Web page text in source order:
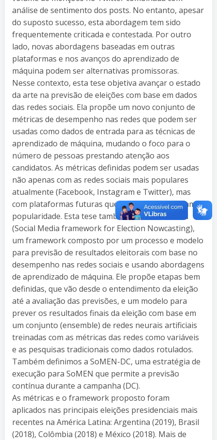
análise de sentimento dos posts. No entanto, apesar
do suposto sucesso, esta abordagem tem sido
frequentemente criticada e contestada. Por outro
lado, novas abordagens baseadas em outras
plataformas e nos avanços do aprendizado de
máquina podem ser alternativas promissoras.
Nesse contexto, esta tese objetiva avançar o estado
da arte na previsão de eleições com base em dados
das redes sociais. Ela propõe um novo conjunto de
métricas de desempenho nas redes que podem ser
usadas como dados de entrada para as técnicas de
aprendizado de máquina, mudando o foco para o
número de pessoas prestando atenção aos
candidatos. As métricas definidas podem ser usadas
não apenas com as redes sociais mais populares
atualmente (Facebook, Instagram e Twitter), mas
com plataformas futuras que ainda não ganharam
popularidade. Esta tese também define o SoMEN
(Social Media framework for Election Nowcasting),
um framework composto por um processo e modelo
para previsão de resultados eleitorais com base no
desempenho nas redes sociais e usando abordagens
de aprendizado de máquina. Ele propõe etapas bem
definidas, que vão desde o entendimento da eleição
até a avaliação das previsões, e um modelo para
prever os resultados finais da eleição com base em
um conjunto (ensemble) de redes neurais artificiais
treinadas com as métricas das redes como variáveis
e as pesquisas tradicionais como dados rotulados.
Também definimos a SoMEN-DC, uma estratégia de
execução para SoMEN que permite a previsão
contínua durante a campanha (DC).
As métricas e o framework proposto foram
aplicados nas principais eleições presidenciais mais
recentes na América Latina: Argentina (2019), Brasil
(2018), Colômbia (2018) e México (2018). Mais de